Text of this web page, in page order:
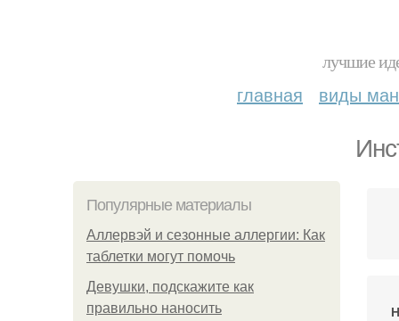
лучшие
главная виды
Популярные материалы
Аллервэй и сезонные аллергии: Как
таблетки могут помочь
Девушки, подскажите как
правильно наносить